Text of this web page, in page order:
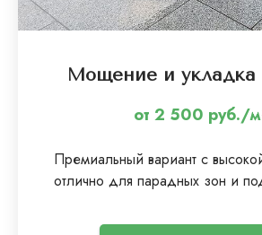
Мощение и укладка
от 2 500 руб./
Премиальный вариант с
отлично для парадных зон и